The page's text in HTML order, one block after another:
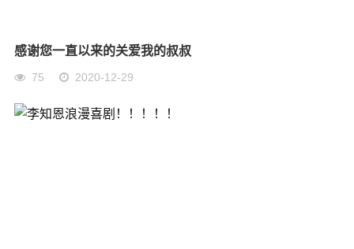
感谢您一直以来的关爱我的叔叔
75 2020-12-29